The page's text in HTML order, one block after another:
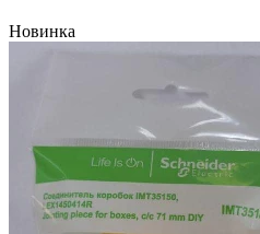
Новинка